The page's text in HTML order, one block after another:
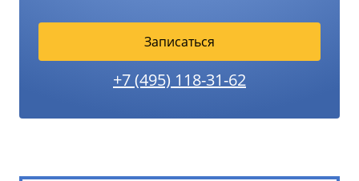
Записаться
+7 (495) 118-31-62